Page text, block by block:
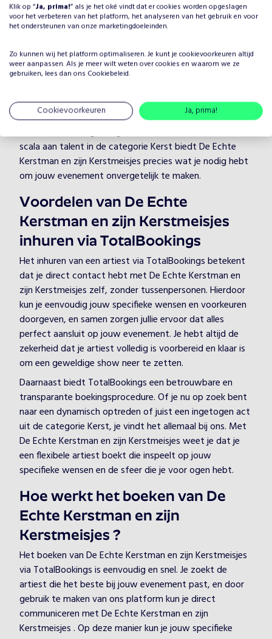
entertainment onvergetelijk is. Door De Echte Kerstman
en zijn Kerstmeisjes te boeken, kies je voor een
evenement naar een hoger niveau tilt. De Echte
Kerstman en zijn Kerstmeisjes heeft jarenlange ervaring
ongeacht de setting.
Bij TotalBookings begrijpen we hoe belangrijk de juiste
sfeer is voor een geslaagd evenement. Met een breed
scala aan talent in de categorie Kerst biedt De Echte
Kerstman en zijn Kerstmeisjes precies wat je nodig hebt
om jouw evenement onvergetelijk te maken.
Voordelen van De Echte
Kerstman en zijn Kerstmeisjes
inhuren via TotalBookings
Het inhuren van een artiest via TotalBookings betekent
dat je direct contact hebt met De Echte Kerstman en
zijn Kerstmeisjes zelf, zonder tussenpersonen. Hierdoor
kun je eenvoudig jouw specifieke wensen en voorkeuren
doorgeven, en samen zorgen jullie ervoor dat alles
perfect aansluit op jouw evenement. Je hebt altijd de
zekerheid dat je artiest volledig is voorbereid en klaar is
om een geweldige show neer te zetten.
Daarnaast biedt TotalBookings een betrouwbare en
transparante boekingsprocedure. Of je nu op zoek bent
naar een dynamisch optreden of juist een ingetogen act
uit de categorie Kerst, je vindt het allemaal bij ons. Met
De Echte Kerstman en zijn Kerstmeisjes weet je dat je
een flexibele artiest boekt die inspeelt op jouw
specifieke wensen en de sfeer die je voor ogen hebt.
Hoe werkt het boeken van De
Echte Kerstman en zijn
Kerstmeisjes ?
Het boeken van De Echte Kerstman en zijn Kerstmeisjes
via TotalBookings is eenvoudig en snel. Je zoekt de
artiest die het beste bij jouw evenement past, en door
gebruik te maken van ons platform kun je direct
communiceren met De Echte Kerstman en zijn
Kerstmeisjes . Op deze manier kun je jouw specifieke
Klik op “Ja, prima!” als je het oké vindt dat er cookies worden opgeslagen
voor het verbeteren van het platform, het analyseren van het gebruik en voor
het ondersteunen van onze marketingdoeleinden.
Zo kunnen wij het platform optimaliseren. Je kunt je cookievoorkeuren altijd
weer aanpassen. Als je meer wilt weten over cookies en waarom we ze
gebruiken, lees dan ons Cookiebeleid.
Cookievoorkeuren Ja, prima!